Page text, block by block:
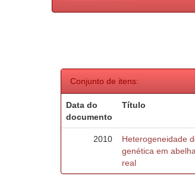
Conjunto de itens:
Data do
documento
Título
2010
Heterogeneidade
genética em
real